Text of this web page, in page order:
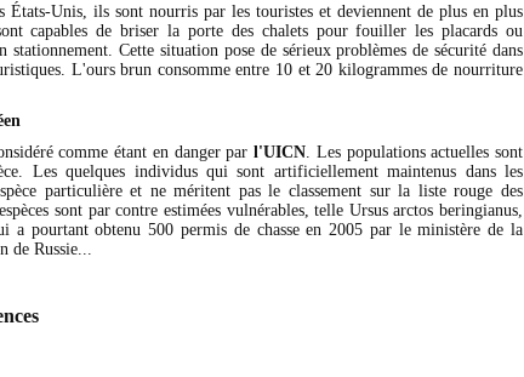
États-Unis, ils sont nourris par les touristes et deviennent de plus en plus
capables de briser la porte des chalets pour fouiller les placards ou
stationnement. Cette situation pose de sérieux problèmes de sécurité dans
L'ours brun consomme entre 10 et 20 kilogrammes de nourriture
comme étant en danger parl'UICN . Les populations actuelles sont
Les quelques individus qui sont artificiellement maintenus dans les
particulière et ne méritent pas le classement sur la liste rouge des
sont par contre estimées vulnérables, telle Ursus arctos beringianus,
a pourtant obtenu 500 permis de chasse en 2005 par le ministère de la
de Russie...